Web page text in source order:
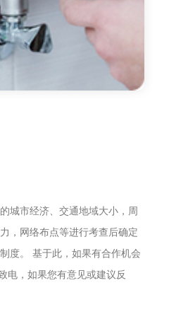
城市经济、交通地域大小，周
，网络布点等进行考查后确定
度。 基于此，如果有合作机会
电，如果您有意见或建议反